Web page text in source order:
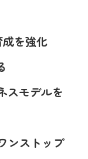
を強化
スモデルを
ンストップ